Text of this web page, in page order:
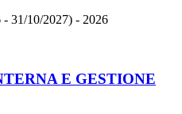
31/10/2027) - 2026
E GESTIONE